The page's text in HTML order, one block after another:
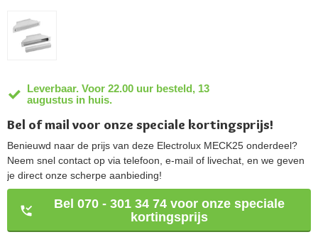
Leverbaar. Voor 22.00 uur besteld, 13
augustus in huis.
Bel of mail voor onze speciale kortingsprijs!
Benieuwd naar de prijs van deze Electrolux MECK25 onderdeel?
Neem snel contact op via telefoon, e-mail of livechat, en we geven
je direct onze scherpe aanbieding!
Bel 070 - 301 34 74 voor onze speciale
kortingsprijs